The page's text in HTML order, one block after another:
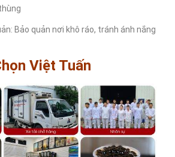
Bảo quản nơi khô ráo, tránh ánh nắng
Việt Tuấn